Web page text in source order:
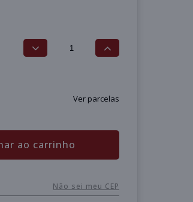
Ver parcelas
ao carrinho
Não sei meu CEP